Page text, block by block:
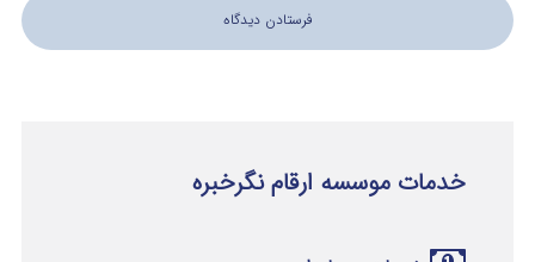
خدمات موسسه ارقام نگرخبره